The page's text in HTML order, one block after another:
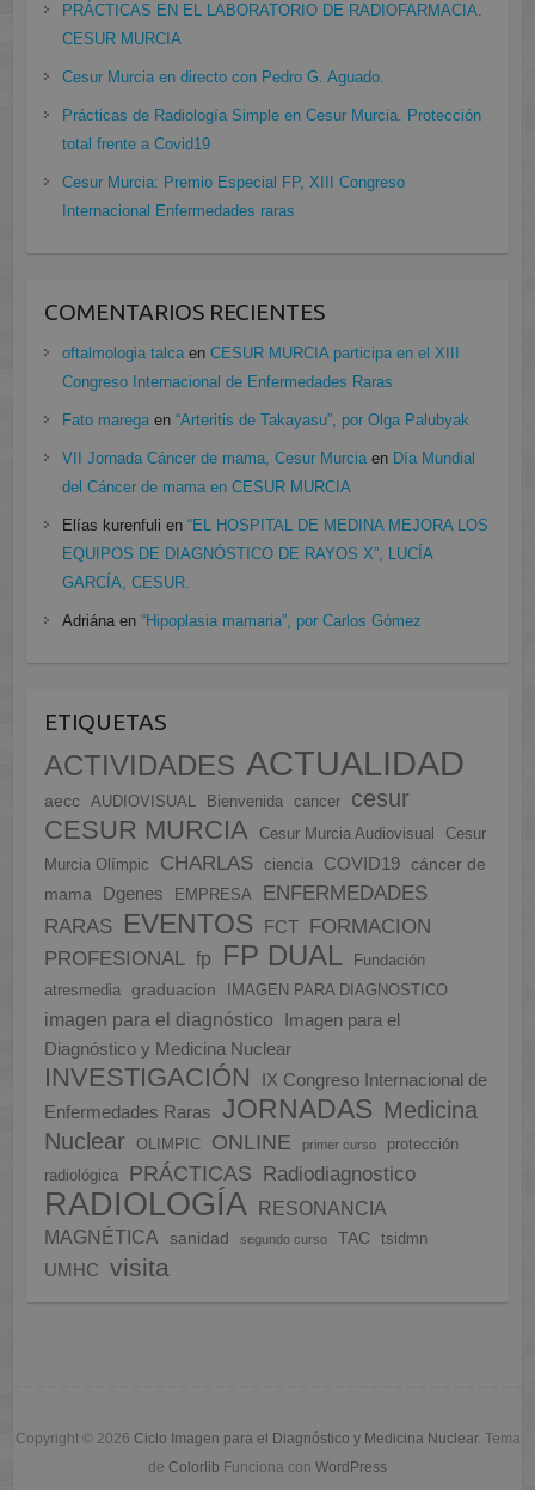
PRÁCTICAS EN EL LABORATORIO DE RADIOFARMACIA.
CESUR MURCIA
Cesur Murcia en directo con Pedro G. Aguado.
Prácticas de Radiología Simple en Cesur Murcia. Protección
total frente a Covid19
Cesur Murcia: Premio Especial FP, XIII Congreso
Internacional Enfermedades raras
COMENTARIOS RECIENTES
oftalmologia talcaen CESUR MURCIA participa en el XIII
Congreso Internacional de Enfermedades Raras
Fato maregaen “Arteritis de Takayasu”, por Olga Palubyak
VII Jornada Cáncer de mama, Cesur Murciaen Día Mundial
del Cáncer de mama en CESUR MURCIA
Elías kurenfuli en “EL HOSPITAL DE MEDINA MEJORA LOS
EQUIPOS DE DIAGNÓSTICO DE RAYOS X”, LUCÍA
GARCÍA, CESUR.
Adriánaen “Hipoplasia mamaria”, por Carlos Gómez
ETIQUETAS
ACTIVIDADES ACTUALIDAD
aecc AUDIOVISUAL Bienvenida cancer cesur
CESUR MURCIA Cesur Murcia Audiovisual
Cesur
Murcia Olímpic
CHARLAS ciencia COVID19
cáncer de
mama
Dgenes EMPRESA
ENFERMEDADES
RARAS EVENTOS FCT
FORMACION
PROFESIONAL fp FP DUAL
Fundación
atresmedia
graduacion IMAGEN PARA DIAGNOSTICO
imagen para el diagnóstico
Imagen para el
Diagnóstico y Medicina Nuclear
INVESTIGACIÓN
IX Congreso Internacional de
Enfermedades Raras
JORNADAS Medicina
Nuclear
OLIMPIC ONLINE primer curso
protección
radiológica
PRÁCTICAS Radiodiagnostico
RADIOLOGÍA
RESONANCIA
MAGNÉTICA
sanidad segundo curso TAC tsidmn
UMHC visita
Copyright © 2026 Ciclo Imagen para el Diagnóstico y Medicina Nuclear. Tema
de Colorlib Funciona con WordPress